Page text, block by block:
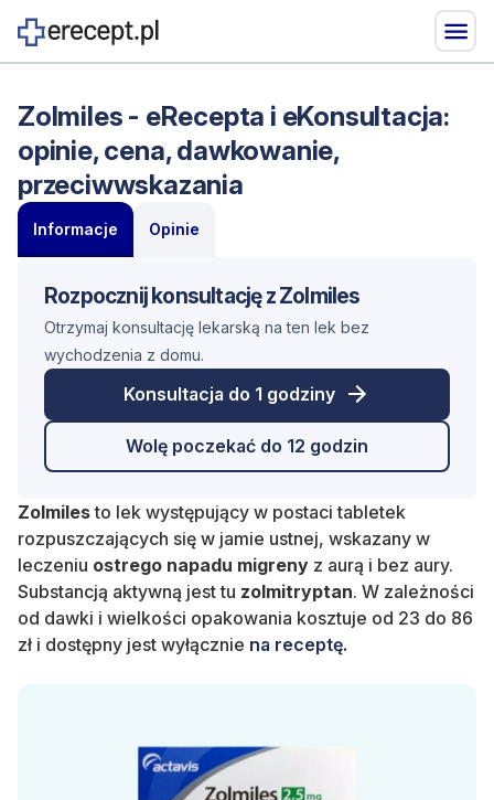
Zolmiles - eRecepta i eKonsultacja:
opinie, cena, dawkowanie,
przeciwwskazania
Informacje Opinie
Rozpocznij konsultację z Zolmiles
Otrzymaj konsultację lekarską na ten lek bez
wychodzenia z domu.
Konsultacja do 1 godziny
Wolę poczekać do 12 godzin
Zolmilesto lek występujący w postaci tabletek
rozpuszczających się w jamie ustnej, wskazany w
leczeniu ostrego napadu migreny z aurą i bez aury.
Substancją aktywną jest tu zolmitryptan. W zależności
od dawki i wielkości opakowania kosztuje od 23 do 86
zł i dostępny jest wyłącznie na receptę.